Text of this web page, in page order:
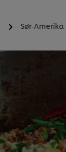
Sør-Amerika